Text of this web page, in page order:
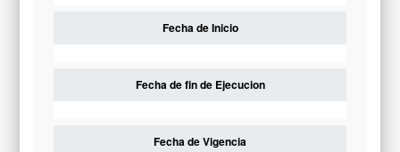
Fecha de Inicio
Fecha de fin de Ejecucion
Fecha de Vigencia